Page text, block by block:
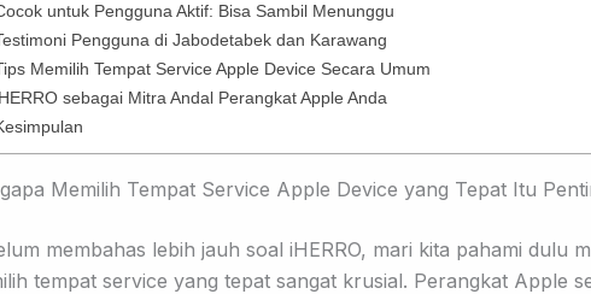
untuk Pengguna Aktif: Bisa Sambil Menunggu
Pengguna di Jabodetabek dan Karawang
Memilih Tempat Service Apple Device Secara Umum
sebagai Mitra Andal Perangkat Apple Anda
Memilih Tempat Service Apple Device yang Tepat Itu
membahas lebih jauh soal iHERRO, mari kita pahami dulu
tempat service yang tepat sangat krusial. Perangkat Apple